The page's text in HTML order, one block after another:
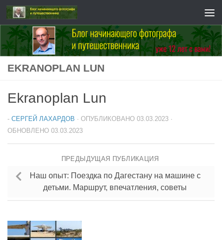
Перейти к содержимому
EKRANOPLAN LUN
Ekranoplan Lun
- СЕРГЕЙ ЛАХАРДОВ · ОПУБЛИКОВАНО 03.03.2023 ·
ОБНОВЛЕНО 03.03.2023
ПРЕДЫДУЩАЯ ПУБЛИКАЦИЯ
Наш опыт: Поездка по Дагестану на машине с
детьми. Маршрут, впечатления, советы